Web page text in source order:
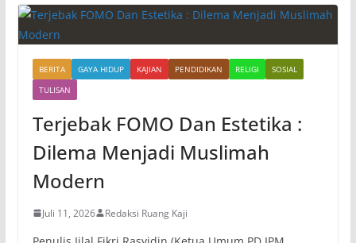
BERITA GAYA HIDUP KAJIAN PENDIDIKAN RELIGI
SOSIAL
TULISAN
Terjebak FOMO Dan Estetika :
Dilema Menjadi Muslimah
Modern
Juli 11, 2026 Redaksi Ruang Kaji